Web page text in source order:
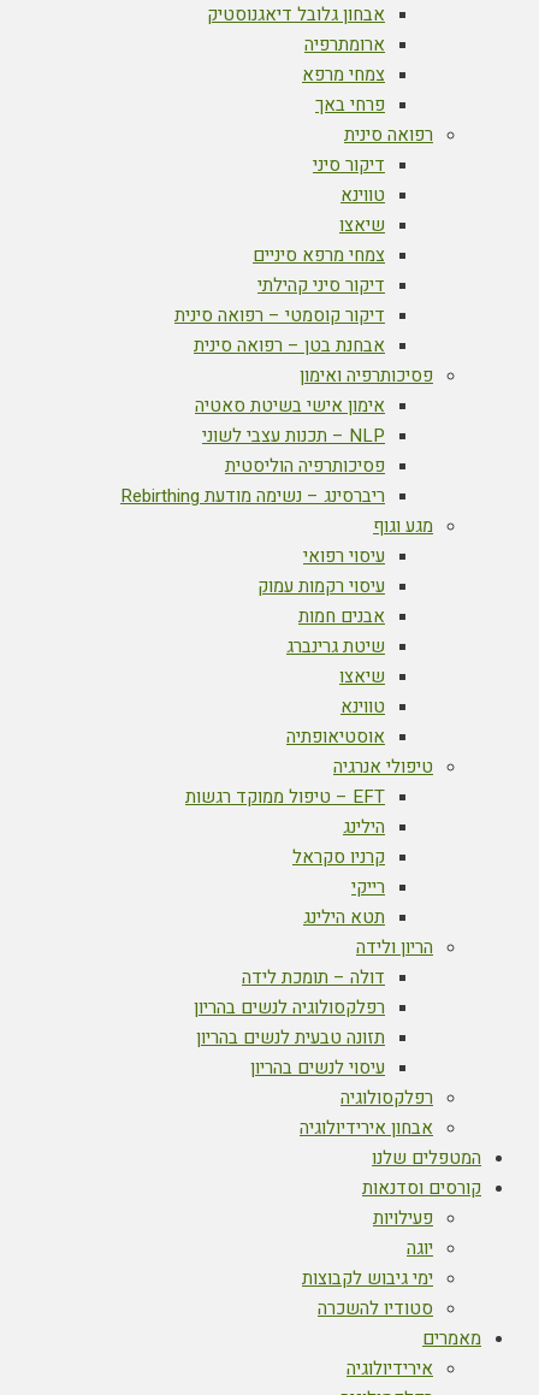
אבחון גלובל דיאגנוסטיק
ארומתרפיה
צמחי מרפא
פרחי באך
רפואה סינית
דיקור סיני
טווינא
שיאצו
צמחי מרפא סיניים
דיקור סיני קהילתי
דיקור קוסמטי – רפואה סינית
אבחנת בטן – רפואה סינית
פסיכותרפיה ואימון
אימון אישי בשיטת סאטיה
NLP – תכנות עצבי לשוני
פסיכותרפיה הוליסטית
ריברסינג – נשימה מודעת Rebirthing
מגע וגוף
עיסוי רפואי
עיסוי רקמות עמוק
אבנים חמות
שיטת גרינברג
שיאצו
טווינא
אוסטיאופתיה
טיפולי אנרגיה
EFT – טיפול ממוקד רגשות
הילינג
קרניו סקראל
רייקי
תטא הילינג
הריון ולידה
דולה – תומכת לידה
רפלקסולוגיה לנשים בהריון
תזונה טבעית לנשים בהריון
עיסוי לנשים בהריון
רפלקסולוגיה
אבחון אירידיולוגיה
המטפלים שלנו
קורסים וסדנאות
פעילויות
יוגה
ימי גיבוש לקבוצות
סטודיו להשכרה
מאמרים
אירידיולוגיה